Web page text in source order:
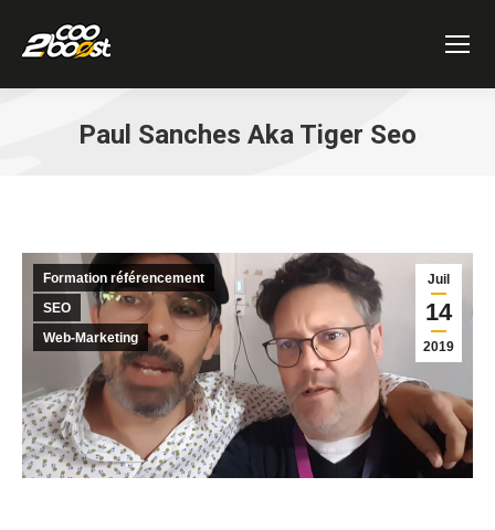
Paul Sanches Aka Tiger Seo
Juil
14
2019
Formation référencement
SEO
Web-Marketing